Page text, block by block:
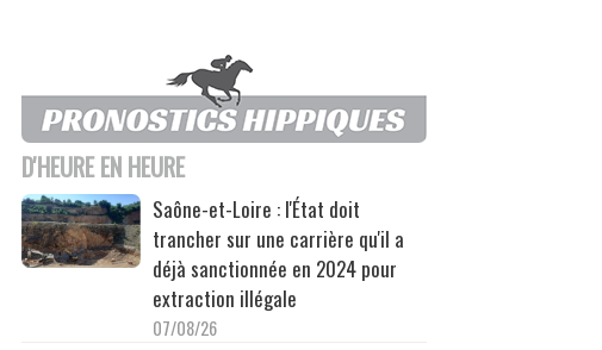
D'HEURE EN HEURE
Saône-et-Loire : l'État doit
trancher sur une carrière qu'il a
déjà sanctionnée en 2024 pour
extraction illégale
07/08/26